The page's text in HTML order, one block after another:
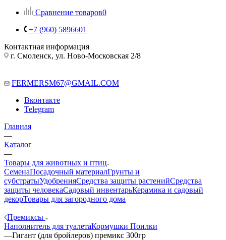
Сравнение товаров0
+7 (960) 5896601
Контактная информация
г. Смоленск, ул. Ново-Московская 2/8
FERMERSM67@GMAIL.COM
Вконтакте
Telegram
Главная
—
Каталог
—
Товары для животных и птиц
СеменаПосадочный материалГрунты и
субстратыУдобренияСредства защиты растенийСредства
защиты человекаСадовый инвентарьКерамика и садовый
декорТовары для загородного дома
—
Премиксы
Наполнитель для туалетаКормушки Поилки
—Гигант (для бройлеров) премикс 300гр